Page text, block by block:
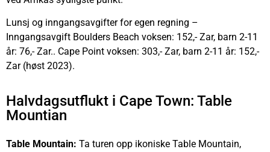
Lunsj og inngangsavgifter for egen regning –
Inngangsavgift Boulders Beach voksen: 152,- Zar, barn 2-11
år: 76,- Zar.. Cape Point voksen: 303,- Zar, barn 2-11 år: 152,-
Zar (høst 2023).
Halvdagsutflukt i Cape Town: Table
Mountian
Table Mountain: Ta turen opp ikoniske Table Mountain,